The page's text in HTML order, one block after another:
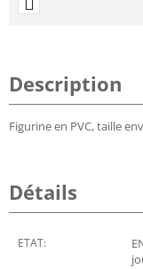
Description
Figurine en PVC, taille
Détails
ETAT: